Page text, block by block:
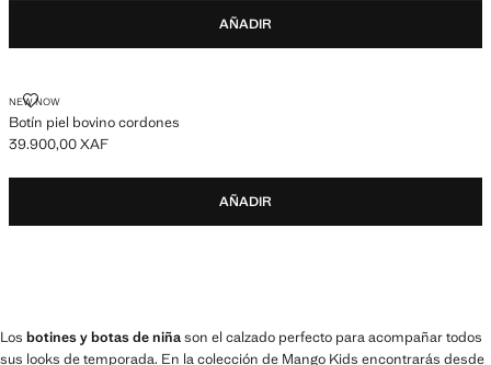
AÑADIR
NEW NOW
Botín piel bovino cordones
BOTÍN PIEL BOVINO CORDONES
Precio actual [39.900,00 XAF ]
39.900,00 XAF
AÑADIR
Los botines y botas de niñason el calzado perfecto para acompañar todos
sus looks de temporada. En la colección de Mango Kids encontrarás desde